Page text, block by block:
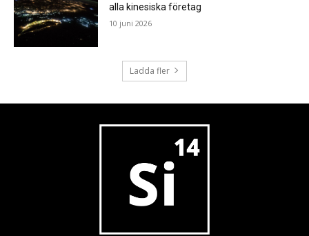
alla kinesiska företag
10 juni 2026
Ladda fler